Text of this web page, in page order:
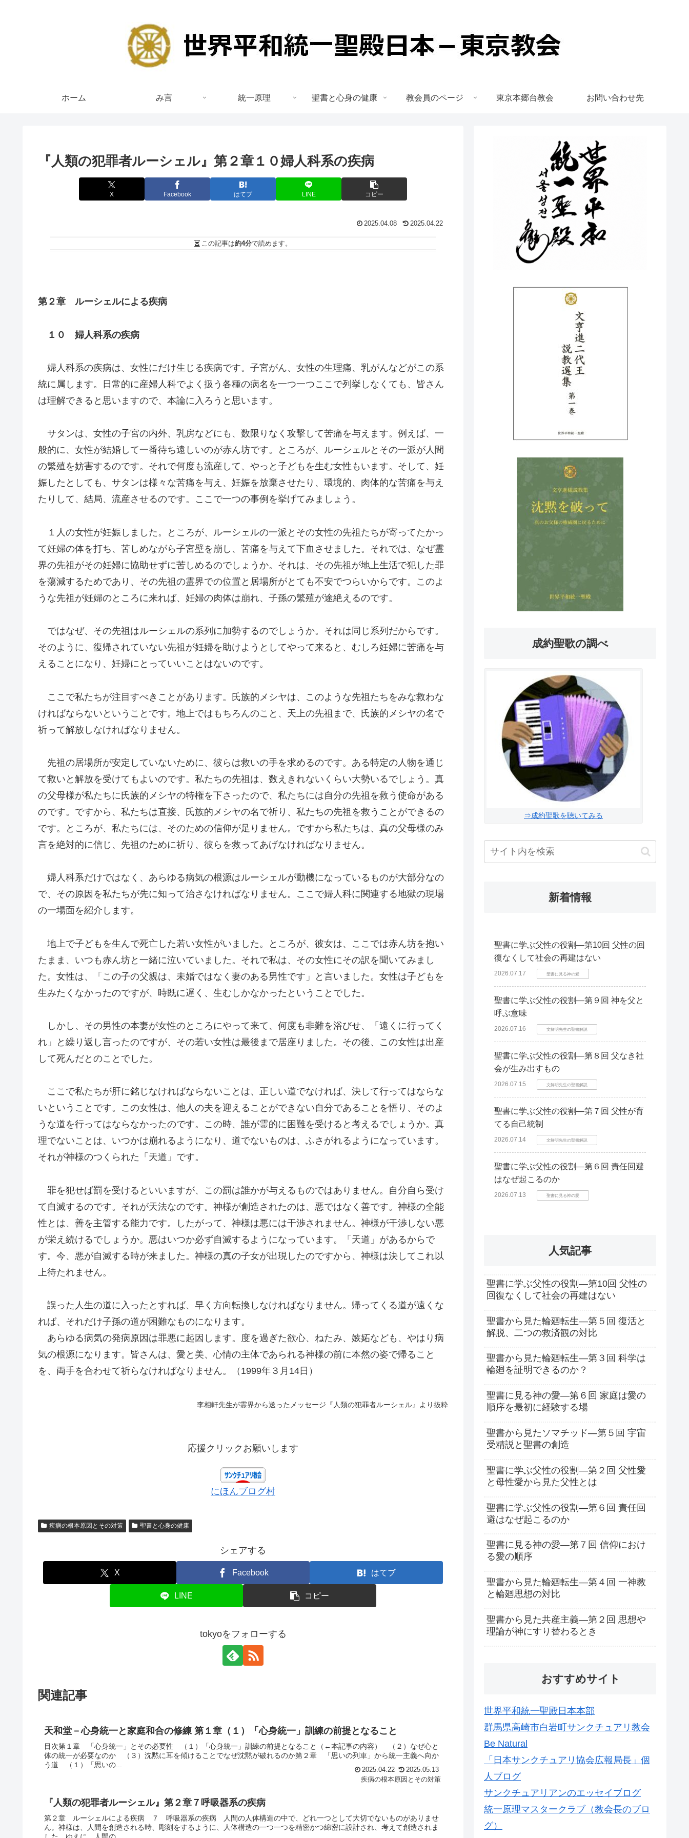
ホーム み言 統一原理 聖書と心身の健康 教会員のページ 東京本郷台教会 お問い合わせ先
『人類の犯罪者ルーシェル』第２章１０婦人科系の疾病
X Facebook はてブ LINE コピー
2025.04.08 2025.04.22
この記事は約4分で読めます。
第２章 ルーシェルによる疾病
１０ 婦人科系の疾病
婦人科系の疾病は、女性にだけ生じる疾病です。子宮がん、女性の生理痛、乳がんなどがこの系
統に属します。日常的に産婦人科でよく扱う各種の病名を一つ一つここで列挙しなくても、皆さん
は理解できると思いますので、本論に入ろうと思います。
サタンは、女性の子宮の内外、乳房などにも、数限りなく攻撃して苦痛を与えます。例えば、一
般的に、女性が結婚して一番待ち遠しいのが赤ん坊です。ところが、ルーシェルとその一派が人間
の繁殖を妨害するのです。それで何度も流産して、やっと子どもを生む女性もいます。そして、妊
娠したとしても、サタンは様々な苦痛を与え、妊娠を放棄させたり、環境的、肉体的な苦痛を与え
たりして、結局、流産させるのです。ここで一つの事例を挙げてみましょう。
１人の女性が妊娠しました。ところが、ルーシェルの一派とその女性の先祖たちが寄ってたかっ
て妊婦の体を打ち、苦しめながら子宮壁を崩し、苦痛を与えて下血させました。それでは、なぜ霊
界の先祖がその妊婦に協助せずに苦しめるのでしょうか。それは、その先祖が地上生活で犯した罪
を蕩減するためであり、その先祖の霊界での位置と居場所がとても不安でつらいからです。このよ
うな先祖が妊婦のところに来れば、妊婦の肉体は崩れ、子孫の繁殖が途絶えるのです。
ではなぜ、その先祖はルーシェルの系列に加勢するのでしょうか。それは同じ系列だからです。
そのように、復帰されていない先祖が妊婦を助けようとしてやって来ると、むしろ妊婦に苦痛を与
えることになり、妊婦にとっていいことはないのです。
ここで私たちが注目すべきことがあります。氏族的メシヤは、このような先祖たちをみな救わな
ければならないということです。地上ではもちろんのこと、天上の先祖まで、氏族的メシヤの名で
祈って解放しなければなりません。
先祖の居場所が安定していないために、彼らは救いの手を求めるのです。ある特定の人物を通じ
て救いと解放を受けてもよいのです。私たちの先祖は、数えきれないくらい大勢いるでしょう。真
の父母様が私たちに氏族的メシヤの特権を下さったので、私たちには自分の先祖を救う使命がある
のです。ですから、私たちは直接、氏族的メシヤの名で祈り、私たちの先祖を救うことができるの
です。ところが、私たちには、そのための信仰が足りません。ですから私たちは、真の父母様のみ
言を絶対的に信じ、先祖のために祈り、彼らを救ってあげなければなりません。
婦人科系だけではなく、あらゆる病気の根源はルーシェルが動機になっているものが大部分なの
で、その原因を私たちが先に知って治さなければなりません。ここで婦人科に関連する地獄の現場
の一場面を紹介します。
地上で子どもを生んで死亡した若い女性がいました。ところが、彼女は、ここでは赤ん坊を抱い
たまま、いつも赤ん坊と一緒に泣いていました。それで私は、その女性にその訳を聞いてみまし
た。女性は、「この子の父親は、未婚ではなく妻のある男性です」と言いました。女性は子どもを
生みたくなかったのですが、時既に遅く、生むしかなかったということでした。
しかし、その男性の本妻が女性のところにやって来て、何度も非難を浴びせ、「遠くに行ってく
れ」と繰り返し言ったのですが、その若い女性は最後まで居座りました。その後、この女性は出産
して死んだとのことでした。
ここで私たちが肝に銘じなければならないことは、正しい道でなければ、決して行ってはならな
いということです。この女性は、他人の夫を迎えることができない自分であることを悟り、そのよ
うな道を行ってはならなかったのです。この時、誰が霊的に困難を受けると考えるでしょうか。真
理でないことは、いつかは崩れるようになり、道でないものは、ふさがれるようになっています。
それが神様のつくられた「天道」です。
罪を犯せば罰を受けるといいますが、この罰は誰かが与えるものではありません。自分自ら受け
て自滅するのです。それが天法なのです。神様が創造されたのは、悪ではなく善です。神様の全能
性とは、善を主管する能力です。したがって、神様は悪には干渉されません。神様が干渉しない悪
が栄え続けるでしょうか。悪はいつか必ず自滅するようになっています。「天道」があるからで
す。今、悪が自滅する時が来ました。神様の真の子女が出現したのですから、神様は決してこれ以
上待たれません。
誤った人生の道に入ったとすれば、早く方向転換しなければなりません。帰ってくる道が遠くな
れば、それだけ子孫の道が困難なものになります。
あらゆる病気の発病原因は罪悪に起因します。度を過ぎた欲心、ねたみ、嫉妬なども、やはり病
気の根源になります。皆さんは、愛と美、心情の主体であられる神様の前に本然の姿で帰ること
を、両手を合わせて祈らなければなりません。（1999年３月14日）
李相軒先生が霊界から送ったメッセージ『人類の犯罪者ルーシェル』より抜粋
応援クリックお願いします
にほんブログ村
疾病の根本原因とその対策 聖書と心身の健康
シェアする
X Facebook はてブ
LINE コピー
tokyoをフォローする
関連記事
天和堂－心身統一と家庭和合の修練 第１章（１）「心身統一」訓練の前提となること
目次第１章 「心身統一」とその必要性 （１）「心身統一」訓練の前提となること（←本記事の内容） （２）なぜ心と
体の統一が必要なのか （３）沈黙に耳を傾けることでなぜ沈黙が破れるのか第２章 「思いの列車」から統一主義へ向か
う道 （１）「思いの...
2025.04.22
2025.05.13
疾病の根本原因とその対策
『人類の犯罪者ルーシェル』第２章７呼吸器系の疾病
第２章 ルーシェルによる疾病 ７ 呼吸器系の疾病 人間の人体構造の中で、どれ一つとして大切でないものがありませ
ん。神様は、人間を創造される時、彫刻をするように、人体構造の一つ一つを精密かつ綿密に設計され、考えて創造されま
成約聖歌の調べ
⇒成約聖歌を聴いてみる
新着情報
聖書に学ぶ父性の役割―第10回 父性の回
復なくして社会の再建はない
2026.07.17 聖書に見る神の愛
聖書に学ぶ父性の役割―第９回 神を父と
呼ぶ意味
2026.07.16 文鮮明先生の聖書解説
聖書に学ぶ父性の役割―第８回 父なき社
会が生み出すもの
2026.07.15 文鮮明先生の聖書解説
聖書に学ぶ父性の役割―第７回 父性が育
てる自己統制
2026.07.14 文鮮明先生の聖書解説
聖書に学ぶ父性の役割―第６回 責任回避
はなぜ起こるのか
2026.07.13 聖書に見る神の愛
人気記事
聖書に学ぶ父性の役割―第10回 父性の
回復なくして社会の再建はない
聖書から見た輪廻転生―第５回 復活と
解脱、二つの救済観の対比
聖書から見た輪廻転生―第３回 科学は
輪廻を証明できるのか？
聖書に見る神の愛―第６回 家庭は愛の
順序を最初に経験する場
聖書から見たソマチッド―第５回 宇宙
受精説と聖書の創造
聖書に学ぶ父性の役割―第２回 父性愛
と母性愛から見た父性とは
聖書に学ぶ父性の役割―第６回 責任回
避はなぜ起こるのか
聖書に見る神の愛―第７回 信仰におけ
る愛の順序
聖書から見た輪廻転生―第４回 一神教
と輪廻思想の対比
聖書から見た共産主義―第２回 思想や
理論が神にすり替わるとき
おすすめサイト
世界平和統一聖殿日本本部
群馬県高崎市白岩町サンクチュアリ教会
Be Natural
「日本サンクチュアリ協会広報局長」個
人ブログ
サンクチュアリアンのエッセイブログ
統一原理マスタークラブ（教会長のブロ
グ）